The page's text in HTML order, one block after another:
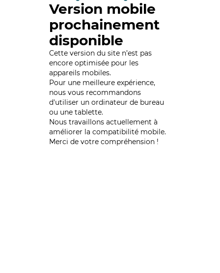
Version mobile
prochainement
disponible
Cette version du site n’est pas
encore optimisée pour les
appareils mobiles.
Pour une meilleure expérience,
nous vous recommandons
d'utiliser un ordinateur de bureau
ou une tablette.
Nous travaillons actuellement à
améliorer la compatibilité mobile.
Merci de votre compréhension !